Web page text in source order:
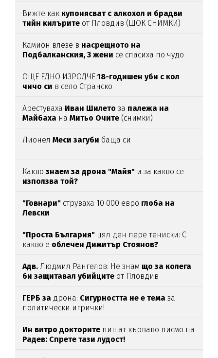
Вижте как купонясват с алкохол и брадви
тийн килърите от Пловдив (ШОК СНИМКИ)
Камион влезе в насрещното на
Подбалканския, 3 жени се спасиха по чудо
ОЩЕ ЕДНО ИЗРОДЧЕ:18-годишен уби с кол
чичо си в село Странско
Арестуваха Иван Шилетоза палежа на
Майбаха наМитьо Очите (снимки)
Лионел Меси загуби баща си
Каквознаем за дрона "Майя" и за какво се
използва той?
"Говнари" струваха 10 000 евро глоба на
Левски
"Проста България" цял ден пере тениски: С
какво е облечен Димитър Стоянов?
Адв. Людмил Рангелов: Не знам що за колега
би защитавал убийците от Пловдив
ГЕРБ за дрона: Сигурността не е темаза
политически игрички!
Ин витро докторите пишат кърваво писмо на
Радев: Спрете тази лудост!